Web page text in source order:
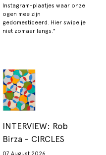
Instagram-plaatjes waar onze
ogen mee zijn
gedomesticeerd. Hier swipe je
niet zomaar langs."
INTERVIEW: Rob
Birza - CIRCLES